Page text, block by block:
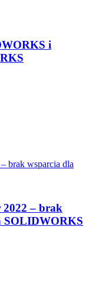
i
2022 – brak
SOLIDWORKS